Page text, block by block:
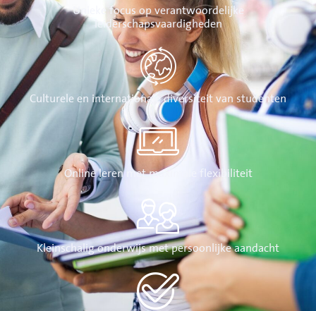
Unieke focus op verantwoordelijke
leiderschapsvaardigheden
Culturele en internationale diversiteit van studenten
Online leren met maximale flexibiliteit
Kleinschalig onderwijs met persoonlijke aandacht